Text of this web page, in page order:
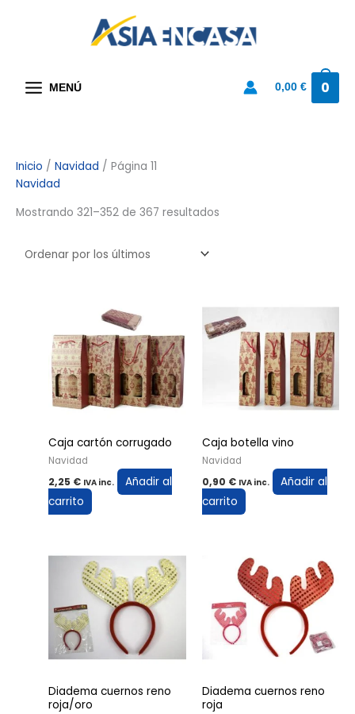
MENÚ 0,00€ 0
Inicio / Navidad / Página 11
Navidad
Mostrando 321–352 de 367 resultados
Caja cartón corrugado
Navidad
2,25 € IVA inc.
Añadir al
carrito
Caja botella vino
Navidad
0,90 € IVA inc.
Añadir al
carrito
Diadema cuernos reno
roja/oro
Diadema cuernos reno
roja